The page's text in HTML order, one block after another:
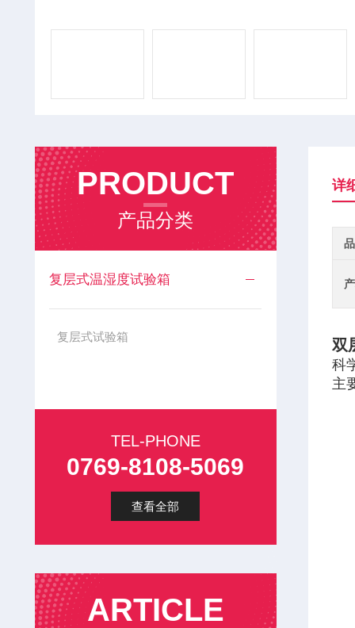
PRODUCT
产品分类
复层式温湿度试验箱
复层式试验箱
TEL-PHONE
0769-8108-5069
查看全部
ARTICLE
详
双
科
主